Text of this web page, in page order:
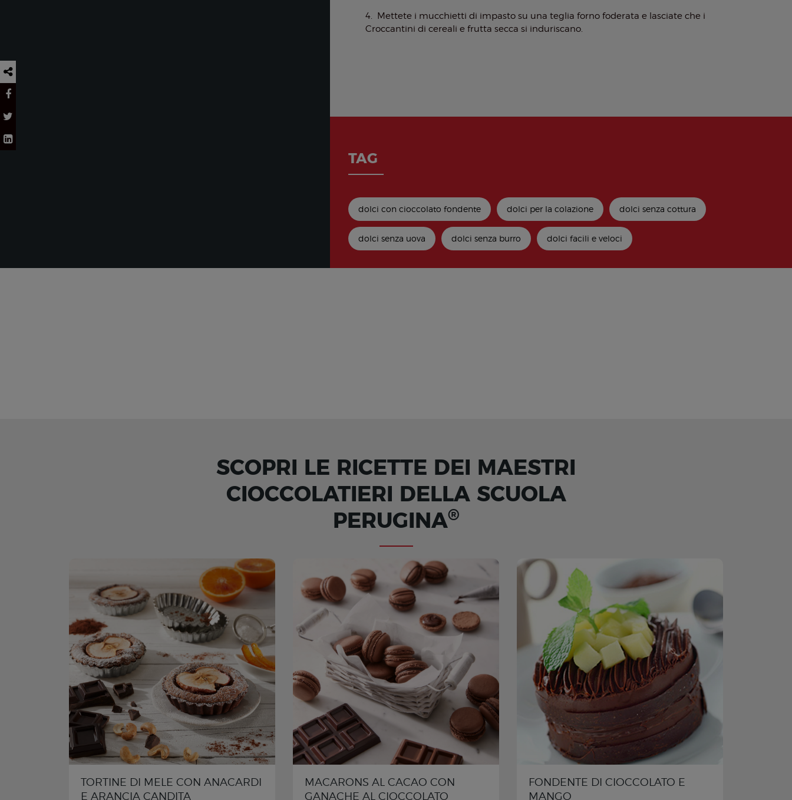
4. Mettete i mucchietti di impasto su una teglia forno foderata e lasciate che i
Croccantini di cereali e frutta secca si induriscano.
TAG
dolci con cioccolato fondente dolci per la colazione dolci senza cottura
dolci senza uova dolci senza burro dolci facili e veloci
SCOPRI LE RICETTE DEI MAESTRI
CIOCCOLATIERI DELLA SCUOLA
PERUGINA®
TORTINE DI MELE CON ANACARDI
E ARANCIA CANDITA
MACARONS AL CACAO CON
GANACHE AL CIOCCOLATO
FONDENTE DI CIOCCOLATO E
MANGO